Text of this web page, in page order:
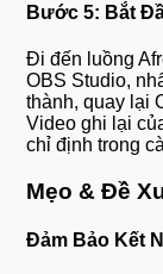
Bước 5: Bắt
Đi đến luồng
OBS Studio,
thành, quay lại
Video ghi lại
chỉ định trong
Mẹo & Đề
Đảm Bảo Kết